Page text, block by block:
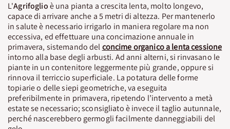
L'Agrifoglioè una pianta a crescita lenta, molto longevo,
capace di arrivare anche a 5 metri di altezza. Per mantenerlo
in salute è necessario irrigarlo in maniera regolare ma non
eccessiva, ed effettuare una concimazione annuale in
primavera, sistemando delconcime organico a lenta cessione
intorno alla base degli arbusti. Ad anni alterni, si rinvasano le
piante in un contenitore leggermente più grande, oppure si
rinnova il terriccio superficiale. La potatura delle forme
topiarie o delle siepi geometriche, va eseguita
preferibilmente in primavera, ripetendo l’intervento a metà
estate se necessario; sconsigliato è invece il taglio autunnale,
perché nascerebbero germogli facilmente danneggiabili del